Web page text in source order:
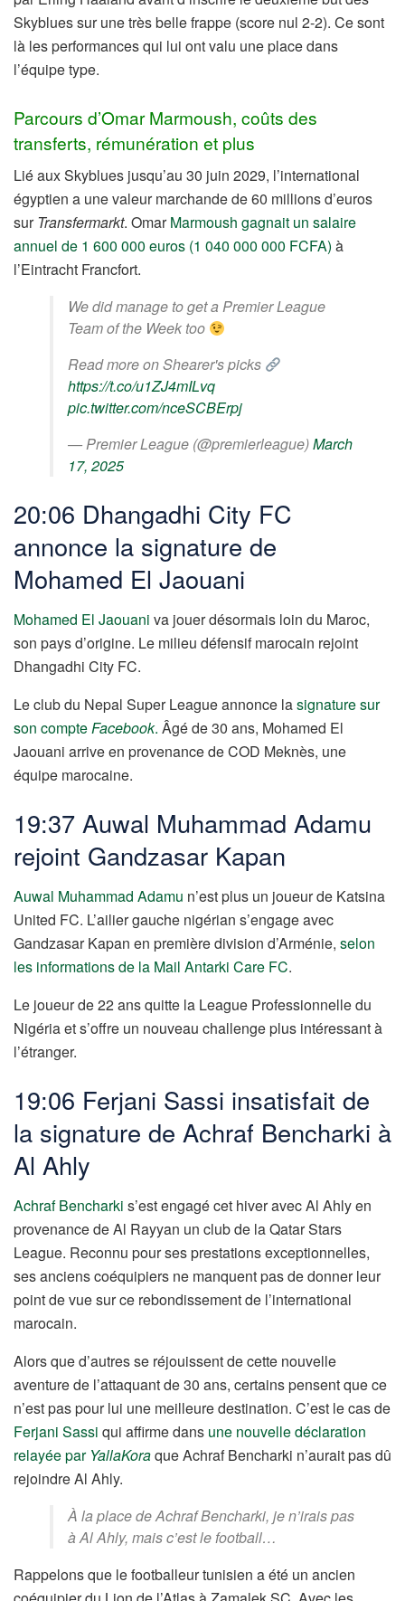
Skyblues sur une très belle frappe (score nul 2-2). Ce sont
là les performances qui lui ont valu une place dans
l’équipe type.
Parcours d’Omar Marmoush, coûts des
transferts, rémunération et plus
Lié aux Skyblues jusqu’au 30 juin 2029, l’international
égyptien a une valeur marchande de 60 millions d’euros
sur Transfermarkt. OmarMarmoush gagnait un salaire
annuel de 1 600 000 euros (1 040 000 000 FCFA) à
l’Eintracht Francfort.
We did manage to get a Premier League
Team of the Week too
Read more on Shearer's picks
https://t.co/u1ZJ4mILvq
pic.twitter.com/nceSCBErpj
— Premier League (@premierleague)March
17, 2025
20:06 Dhangadhi City FC
annonce la signature de
Mohamed El Jaouani
Mohamed El Jaouani va jouer désormais loin du Maroc,
son pays d’origine. Le milieu défensif marocain rejoint
Dhangadhi City FC.
Le club du Nepal Super League annonce lasignature sur
son compteFacebook. Âgé de 30 ans, Mohamed El
Jaouani arrive en provenance de COD Meknès, une
équipe marocaine.
19:37 Auwal Muhammad Adamu
rejoint Gandzasar Kapan
Auwal Muhammad Adamu n’est plus un joueur de Katsina
United FC. L’ailier gauche nigérian s’engage avec
Gandzasar Kapan en première division d’Arménie, selon
les informations de la Mail Antarki Care FC.
Le joueur de 22 ans quitte la League Professionnelle du
Nigéria et s’offre un nouveau challenge plus intéressant à
l’étranger.
19:06 Ferjani Sassi insatisfait de
la signature de Achraf Bencharki à
Al Ahly
Achraf Bencharki s’est engagé cet hiver avec Al Ahly en
provenance de Al Rayyan un club de la Qatar Stars
League. Reconnu pour ses prestations exceptionnelles,
ses anciens coéquipiers ne manquent pas de donner leur
point de vue sur ce rebondissement de l’international
marocain.
Alors que d’autres se réjouissent de cette nouvelle
aventure de l’attaquant de 30 ans, certains pensent que ce
n’est pas pour lui une meilleure destination. C’est le cas de
Ferjani Sassi qui affirme dans une nouvelle déclaration
relayée par YallaKoraque Achraf Bencharki n’aurait pas dû
rejoindre Al Ahly.
À la place de Achraf Bencharki, je n’irais pas
à Al Ahly, mais c’est le football…
Rappelons que le footballeur tunisien a été un ancien